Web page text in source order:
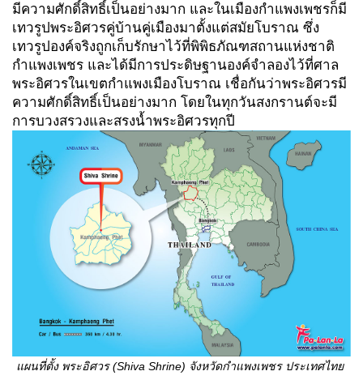
มีความศักดิ์สิทธิ์เป็นอย่างมาก และในเมืองกำแพงเพชรก็มี
เทวรูปพระอิศวรคู่บ้านคู่เมืองมาตั้งแต่สมัยโบราณ ซึ่ง
เทวรูปองค์จริงถูกเก็บรักษาไว้ที่พิพิธภัณฑสถานแห่งชาติ
กำแพงเพชร และได้มีการประดิษฐานองค์จำลองไว้ที่ศาล
พระอิศวรในเขตกำแพงเมืองโบราณ เชื่อกันว่าพระอิศวรมี
ความศักดิ์สิทธิ์เป็นอย่างมาก โดยในทุกวันสงกรานต์จะมี
การบวงสรวงและสรงน้ำพระอิศวรทุกปี
แผนที่ตั้ง พระอิศวร (Shiva Shrine) จังหวัดกำแพงเพชร ประเทศไทย